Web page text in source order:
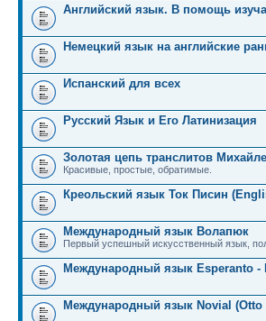
Английский язык. В помощь
Немецкий язык на английские
Испанский для всех
Русский Язык и Его Латинизация
Золотая цепь транслитов
Красивые, простые, обратимые.
Креольский язык Ток Писин
Международный язык Волапюк
Первый успешный искусственный язык,
Международный язык Esperanto -
Международный язык Novial (Otto